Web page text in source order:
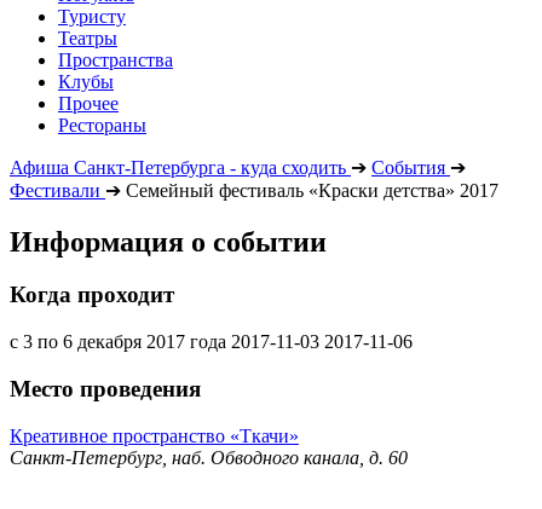
Туристу
Театры
Пространства
Клубы
Прочее
Рестораны
Афиша Санкт-Петербурга - куда сходить ➔ События ➔
Фестивали ➔ Семейный фестиваль «Краски детства» 2017
Информация о событии
Когда проходит
с 3 по 6 декабря 2017 года 2017-11-03 2017-11-06
Место проведения
Креативное пространство «Ткачи»
Санкт-Петербург, наб. Обводного канала, д. 60